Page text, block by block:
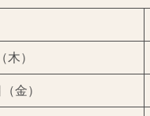
）
金）